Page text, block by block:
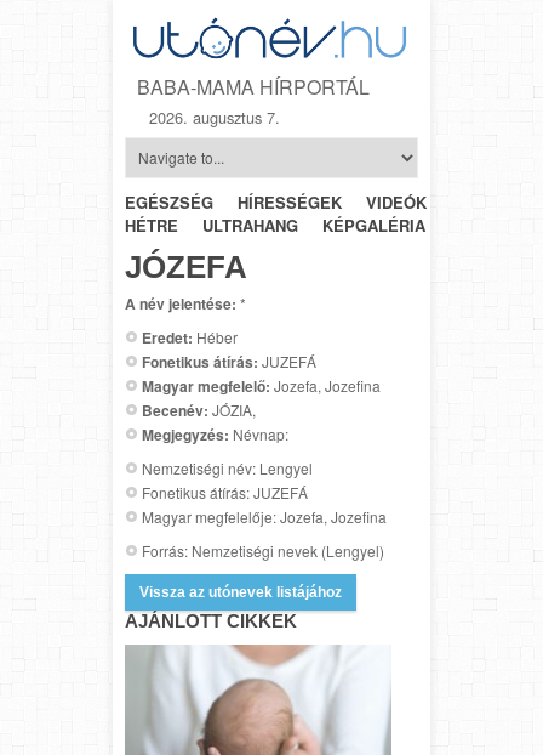
BABA-MAMA HÍRPORTÁL
2026. augusztus 7.
EGÉSZSÉG HÍRESSÉGEK VIDEÓK
HÉTRŐL-
HÉTRE
ULTRAHANG KÉPGALÉRIA
JÓZEFA
A név jelentése: *
Eredet: Héber
Fonetikus átírás: JUZEFÁ
Magyar megfelelő: Jozefa, Jozefina
Becenév: JÓZIA,
Megjegyzés: Névnap:
Nemzetiségi név: Lengyel
Fonetikus átírás: JUZEFÁ
Magyar megfelelője: Jozefa, Jozefina
Forrás: Nemzetiségi nevek (Lengyel)
Vissza az utónevek listájához
AJÁNLOTT CIKKEK